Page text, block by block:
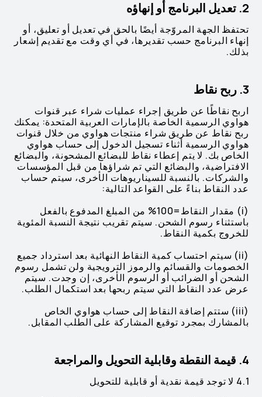
2. تعديل البرنامج أو إنهاؤه
تحتفظ الجهة المروّجة أيضًا بالحق في تعديل أو تعليق، أو
إنهاء البرنامج حسب تقديرها، في أي وقت مع تقديم إشعار
بذلك.
3. ربح نقاط
اربح نقاطًا عن طريق إجراء عمليات شراء عبر قنوات
هواوي الرسمية الخاصة بالإمارات العربية المتحدة: يمكنك
ربح نقاط عن طريق شراء منتجات هواوي من خلال قنوات
هواوي الرسمية أثناء تسجيل الدخول إلى حساب هواوي
الخاص بك. لا يتم إعطاء نقاط للبضائع المشحونة، والبضائع
الافتراضية، والبضائع التي تم شراؤها من قبل المؤسسات
والشركات. بالنسبة للسيناريوهات الأخرى، سيتم حساب
عدد النقاط بناءً على القواعد التالية:
(i) مقدار النقاط=100% من المبلغ المدفوع بالفعل
باستثناء رسوم الشحن. سيتم تقريب نتيجة النسبة المئوية
للخروج بكمية النقاط.
(ii) سيتم احتساب كمية النقاط النهائية بعد استرداد جميع
الخصومات والقسائم والرموز الترويجية ولن تشمل رسوم
الشحن أو الضرائب أو الرسوم الأخرى، إن وجدت. سيتم
عرض عدد النقاط التي سيتم ربحها بعد استكمال الطلب.
(iii) ستتم إضافة النقاط إلى حساب هواوي الخاص
بالمشارك بمجرد توقيع المشاركة على الطلب المقابل.
4. قيمة النقطة وقابلية التحويل والمراجعة
4.1 لا توجد قيمة نقدية أو قابلية للتحويل